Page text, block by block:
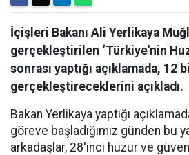
İçişleri Bakanı Ali Yerlikaya
gerçekleştirilen ‘Türkiye'nin
sonrası yaptığı açıklamada, 12
gerçekleştireceklerini açıkladı.
Bakan Yerlikaya yaptığı
göreve başladığımız günden bu
arkadaşlar, 28'inci huzur ve